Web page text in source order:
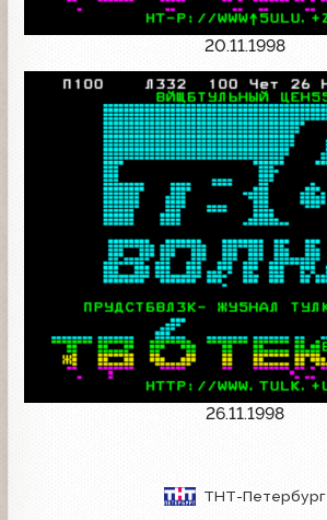
20.11.1998
26.11.1998
ТНТ-Петербург